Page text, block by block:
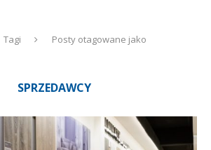
Tagi
Posty otagowane jako
SPRZEDAWCY